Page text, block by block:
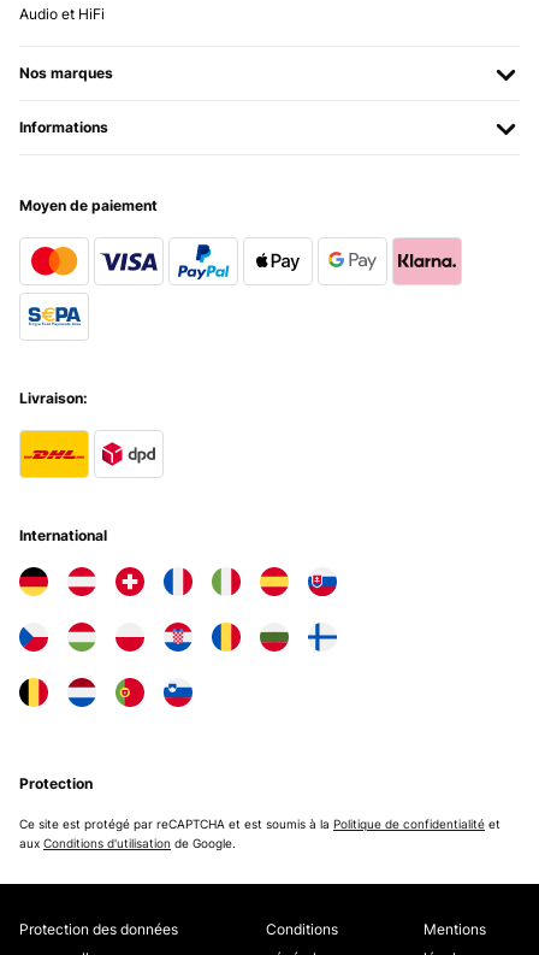
Audio et HiFi
Nos marques
Informations
Moyen de paiement
Livraison:
International
Protection
Ce site est protégé par reCAPTCHA et est soumis à la Politique de confidentialité et
aux Conditions d'utilisation de Google.
Protection des données
Conditions
Mentions